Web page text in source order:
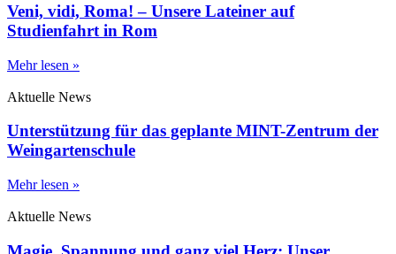
Veni, vidi, Roma! – Unsere Lateiner auf
Studienfahrt in Rom
Mehr lesen »
Aktuelle News
Unterstützung für das geplante MINT-Zentrum der
Weingartenschule
Mehr lesen »
Aktuelle News